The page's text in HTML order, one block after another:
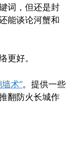
词，但还是封
能谈论河蟹和
更好。
墙术”。提供一些
翻防火长城作